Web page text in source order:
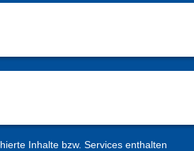
Inhalte bzw. Services enthalten